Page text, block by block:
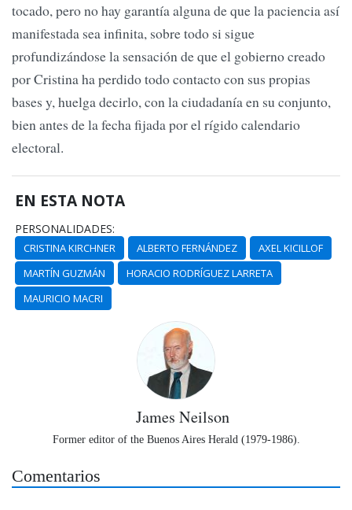
tocado, pero no hay garantía alguna de que la paciencia así
manifestada sea infinita, sobre todo si sigue
profundizándose la sensación de que el gobierno creado
por Cristina ha perdido todo contacto con sus propias
bases y, huelga decirlo, con la ciudadanía en su conjunto,
bien antes de la fecha fijada por el rígido calendario
electoral.
EN ESTA NOTA
PERSONALIDADES:
CRISTINA KIRCHNER ALBERTO FERNÁNDEZ
AXEL KICILLOF
MARTÍN GUZMÁN
HORACIO RODRÍGUEZ LARRETA
MAURICIO MACRI
James Neilson
Former editor of the Buenos Aires Herald (1979-1986).
Comentarios